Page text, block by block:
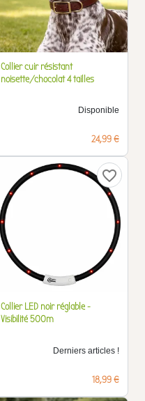
Collier cuir résistant
noisette/chocolat 4 tailles
Disponible
Prix
24,99 €
favorite_border
Collier LED noir réglable -
Visibilité 500m
Derniers articles !
Prix
18,99 €